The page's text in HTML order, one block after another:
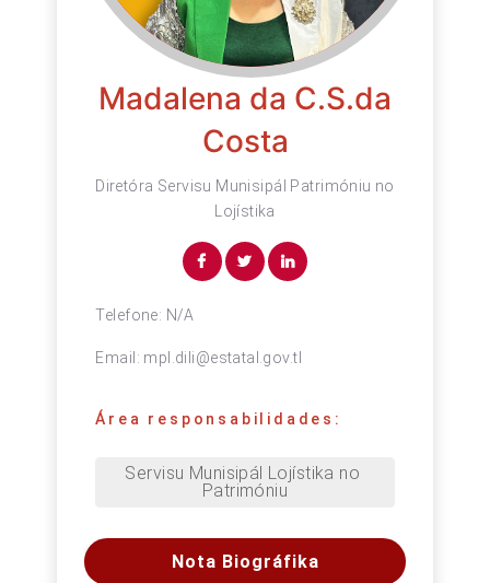
Madalena da C.S.da
Costa
Diretóra Servisu Munisipál Patrimóniu no
Lojístika
Telefone: N/A
Email: mpl.dili@estatal.gov.tl
Área responsabilidades:
Servisu Munisipál Lojístika no
Patrimóniu
Nota Biográfika